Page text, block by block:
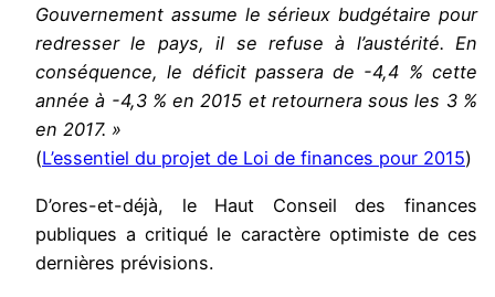
Gouvernement assume le sérieux budgétaire pour
redresser le pays, il se refuse à l’austérité. En
conséquence, le déficit passera de -4,4 % cette
année à -4,3 % en 2015 et retournera sous les 3 %
en 2017. »
(L’essentiel du projet de Loi de finances pour 2015)
D’ores-et-déjà, le Haut Conseil des finances
publiques a critiqué le caractère optimiste de ces
dernières prévisions.